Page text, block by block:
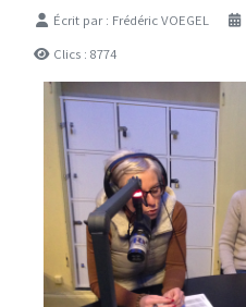
DétailsÉcrit par : Frédéric VOEGEL
Clics : 8774